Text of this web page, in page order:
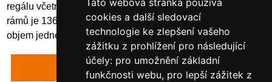
Tato webová stránka používá
cookies a další sledovací
technologie ke zlepšení vašeho
zážitku z prohlížení pro následující
účely: pro umožnění základní
funkčnosti webu, pro lepší zážitek z
regálu včetně rámu je 535 mm, celková délka regálu včetně
rámů je 1360 mm. Výška regálu je 2000 mm. Záchytná
objem jedné vanové police je 25 litrů.
Napsat recenzi